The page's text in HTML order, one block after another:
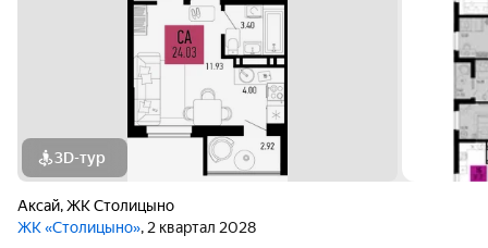
3D-тур
Аксай,ЖК Столицыно
ЖК «Столицыно», 2 квартал 2028